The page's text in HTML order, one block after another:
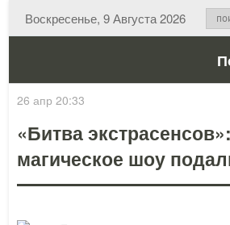
Воскресенье, 9 Августа 2026
26 апр 20:33
«Битва
магическое шоу